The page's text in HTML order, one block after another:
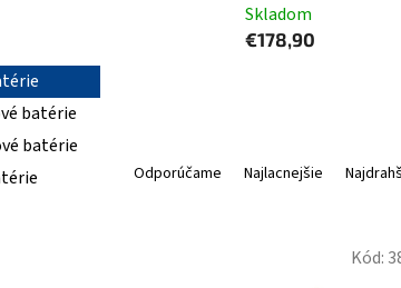
batérie
batérie
Skladom
€178,90
Odporúčame Najlacnejšie
Kód: